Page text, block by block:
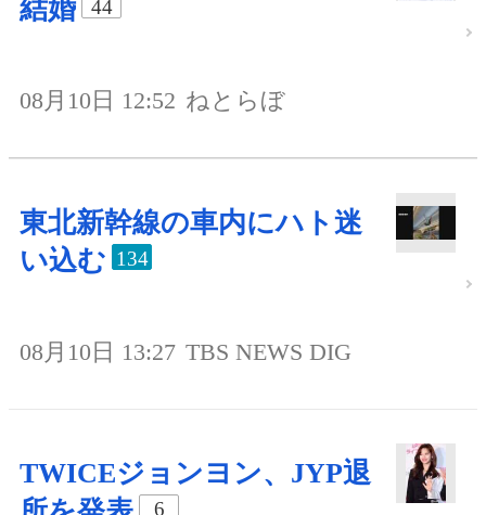
結婚
44
08月10日 12:52 ねとらぼ
東北新幹線の車内にハト迷
い込む 134
08月10日 13:27 TBS NEWS DIG
TWICEジョンヨン、JYP退
6